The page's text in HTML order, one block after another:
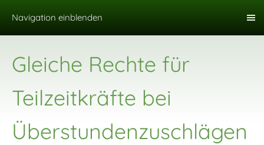
Navigation einblenden
Gleiche Rechte für
Teilzeitkräfte bei
Überstundenzuschlägen